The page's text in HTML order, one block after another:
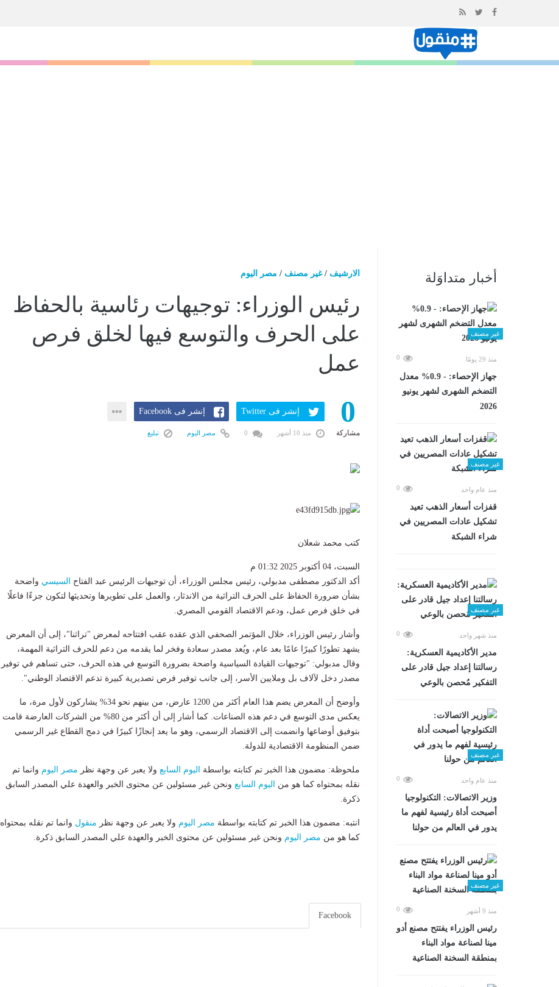
المحتوى
أخبار متداوَلة
غير مصنف
منذ 29 يومًا 0
جهاز الإحصاء: - 0.9% معدل
التضخم الشهرى لشهر يونيو
2026
غير مصنف
منذ عام واحد 0
قفزات أسعار الذهب تعيد
تشكيل عادات المصريين في
شراء الشبكة
غير مصنف
منذ شهر واحد 0
مدير الأكاديمية العسكرية:
رسالتنا إعداد جيل قادر على
التفكير مُحصن بالوعي
غير مصنف
منذ عام واحد 0
وزير الاتصالات: التكنولوجيا
أصبحت أداة رئيسية لفهم ما
يدور في العالم من حولنا
غير مصنف
منذ 9 أشهر 0
رئيس الوزراء يفتتح مصنع أدو
مينا لصناعة مواد البناء
بمنطقة السخنة الصناعية
الارشيف /غير مصنف / مصر اليوم
رئيس الوزراء: توجيهات رئاسية بالحفاظ
على الحرف والتوسع فيها لخلق فرص
عمل
0
مشاركة
إنشر فى Twitter إنشر فى Facebook
منذ 10 أشهر مصر اليوم تبليغ
كتب محمد شعلان
السبت، 04 أكتوبر 2025 01:32 م
أكد الدكتور مصطفى مدبولي، رئيس مجلس الوزراء، أن توجيهات الرئيس عبد الفتاح
السيسي واضحة
بشأن ضرورة الحفاظ على الحرف التراثية من الاندثار، والعمل على تطويرها وتحديثها لتكون جزءًا فاعلًا
في خلق فرص عمل، ودعم الاقتصاد القومي المصري.
وأشار رئيس الوزراء، خلال المؤتمر الصحفي الذي عقده عقب افتتاحه لمعرض "تراثنا"، إلى أن المعرض
يشهد تطورًا كبيرًا عامًا بعد عام، ويُعد مصدر سعادة وفخر لما يقدمه من دعم للحرف التراثية المهمة،
وقال مدبولي: "توجيهات القيادة السياسية واضحة بضرورة التوسع في هذه الحرف، حتى تساهم في توفير
مصدر دخل لآلاف بل وملايين الأسر، إلى جانب توفير فرص تصديرية كبيرة تدعم الاقتصاد الوطني".
وأوضح أن المعرض يضم هذا العام أكثر من 1200 عارض، من بينهم نحو 34% يشاركون لأول مرة، ما
يعكس مدى التوسع في دعم هذه الصناعات. كما أشار إلى أن أكثر من 80% من الشركات العارضة قامت
بتوفيق أوضاعها وانضمت إلى الاقتصاد الرسمي، وهو ما يعد إنجازًا كبيرًا في دمج القطاع غير الرسمي
ضمن المنظومة الاقتصادية للدولة.
ملحوظة: مضمون هذا الخبر تم كتابته بواسطة اليوم السابع ولا يعبر عن وجهة نظر مصر اليوم وانما تم
نقله بمحتواه كما هو من
اليوم السابع ونحن غير مسئولين عن محتوى الخبر والعهدة علي المصدر السابق
ذكرة.
انتبه: مضمون هذا الخبر تم كتابته بواسطة مصر اليوم ولا يعبر عن وجهة نظر منقول وانما تم نقله بمحتواه
كما هو من مصر اليوم ونحن غير مسئولين عن محتوى الخبر والعهدة علي المصدر السابق ذكرة.
Facebook